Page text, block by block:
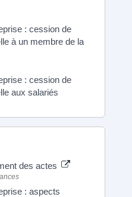
: cession de
à un membre de la
: cession de
aux salariés
des actes
: aspects